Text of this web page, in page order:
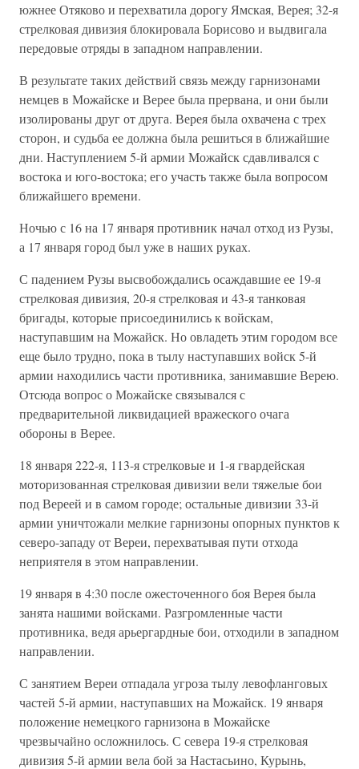
южнее Отяково и перехватила дорогу Ямская, Верея; 32-я
стрелковая дивизия блокировала Борисово и выдвигала
передовые отряды в западном направлении.
В результате таких действий связь между гарнизонами
немцев в Можайске и Верее была прервана, и они были
изолированы друг от друга. Верея была охвачена с трех
сторон, и судьба ее должна была решиться в ближайшие
дни. Наступлением 5-й армии Можайск сдавливался с
востока и юго-востока; его участь также была вопросом
ближайшего времени.
Ночью с 16 на 17 января противник начал отход из Рузы,
а 17 января город был уже в наших руках.
С падением Рузы высвобождались осаждавшие ее 19-я
стрелковая дивизия, 20-я стрелковая и 43-я танковая
бригады, которые присоединились к войскам,
наступавшим на Можайск. Но овладеть этим городом все
еще было трудно, пока в тылу наступавших войск 5-й
армии находились части противника, занимавшие Верею.
Отсюда вопрос о Можайске связывался с
предварительной ликвидацией вражеского очага
обороны в Верее.
18 января 222-я, 113-я стрелковые и 1-я гвардейская
моторизованная стрелковая дивизии вели тяжелые бои
под Вереей и в самом городе; остальные дивизии 33-й
армии уничтожали мелкие гарнизоны опорных пунктов к
северо-западу от Вереи, перехватывая пути отхода
неприятеля в этом направлении.
19 января в 4:30 после ожесточенного боя Верея была
занята нашими войсками. Разгромленные части
противника, ведя арьергардные бои, отходили в западном
направлении.
С занятием Вереи отпадала угроза тылу левофланговых
частей 5-й армии, наступавших на Можайск. 19 января
положение немецкого гарнизона в Можайске
чрезвычайно осложнилось. С севера 19-я стрелковая
дивизия 5-й армии вела бой за Настасьино, Курынь,